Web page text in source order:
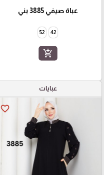
عباة صيفي 3885 بني
42
52
add_shopping_cart
عبايات
favorite_border